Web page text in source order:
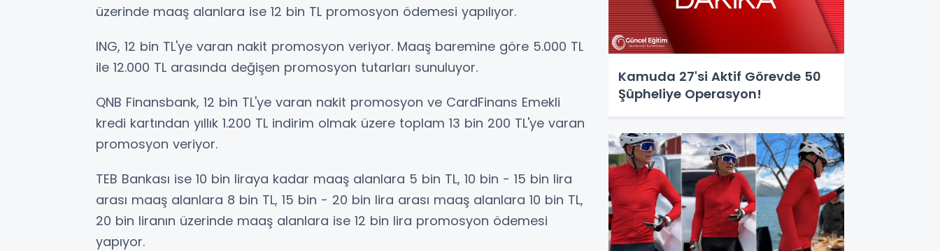
üzerinde maaş alanlara ise 12 bin TL promosyon ödemesi yapılıyor.
ING, 12 bin TL'ye varan nakit promosyon veriyor. Maaş baremine göre 5.000 TL
ile 12.000 TL arasında değişen promosyon tutarları sunuluyor.
QNB Finansbank, 12 bin TL'ye varan nakit promosyon ve CardFinans Emekli
kredi kartından yıllık 1.200 TL indirim olmak üzere toplam 13 bin 200 TL'ye varan
promosyon veriyor.
TEB Bankası ise 10 bin liraya kadar maaş alanlara 5 bin TL, 10 bin - 15 bin lira
arası maaş alanlara 8 bin TL, 15 bin - 20 bin lira arası maaş alanlara 10 bin TL,
20 bin liranın üzerinde maaş alanlara ise 12 bin lira promosyon ödemesi
yapıyor.
Kamuda 27'si Aktif Görevde 50
Şüpheliye Operasyon!